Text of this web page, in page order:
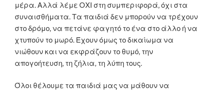
μέρα. Αλλά λέμε ΟΧΙ στη συμπεριφορά, όχι στα
συναισθήματα. Τα παιδιά δεν μπορούν να τρέχουν
στο δρόμο, να πετάνε φαγητό το ένα στο άλλο ή να
χτυπούν το μωρό. Έχουν όμως το δικαίωμα να
νιώθουν και να εκφράζουν το θυμό, την
απογοήτευση, τη ζήλια, τη λύπη τους.
Όλοι θέλουμε τα παιδιά μας να μάθουν να